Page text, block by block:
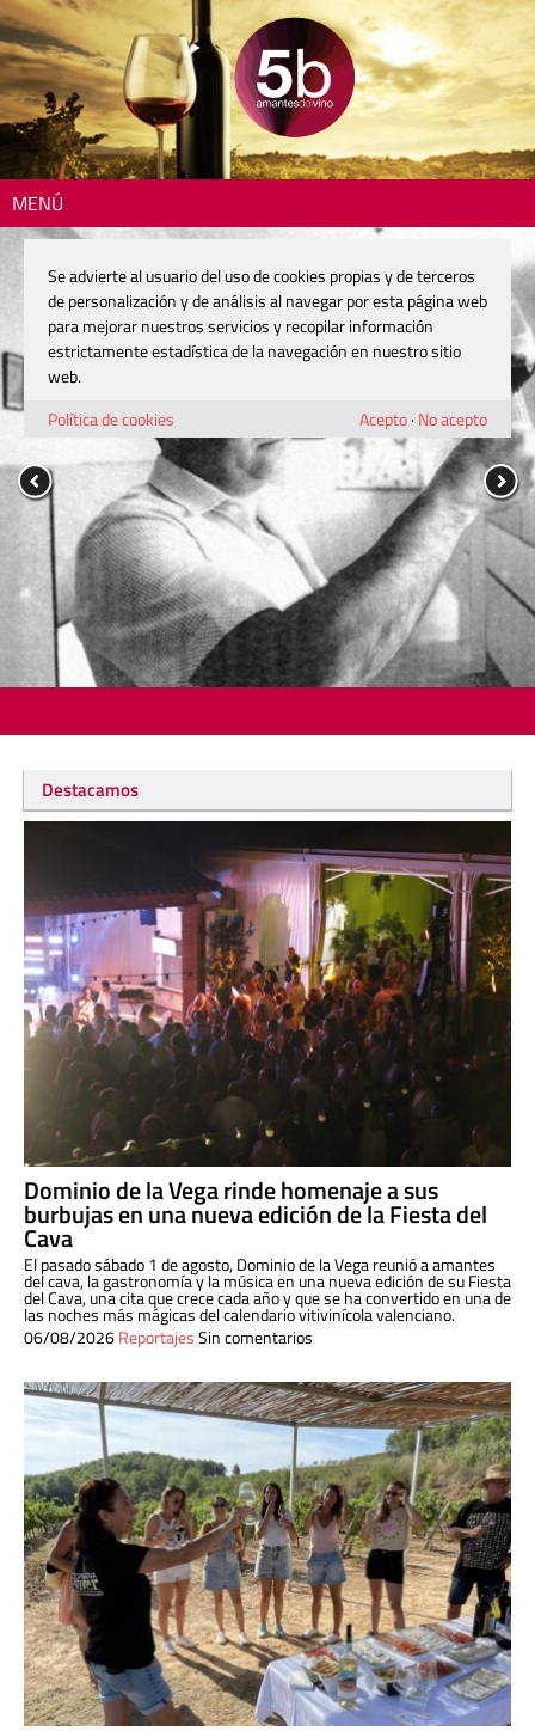
MENÚ
Destacamos
Dominio de la Vega rinde homenaje a sus
burbujas en una nueva edición de la Fiesta del
Cava
El pasado sábado 1 de agosto, Dominio de la Vega reunió a amantes
del cava, la gastronomía y la música en una nueva edición de su Fiesta
del Cava, una cita que crece cada año y que se ha convertido en una de
las noches más mágicas del calendario vitivinícola valenciano.
06/08/2026ReportajesSin comentarios
Se advierte al usuario del uso de cookies propias y de terceros
de personalización y de análisis al navegar por esta página web
para mejorar nuestros servicios y recopilar información
estrictamente estadística de la navegación en nuestro sitio
web.
Política de cookies
Acepto· No acepto